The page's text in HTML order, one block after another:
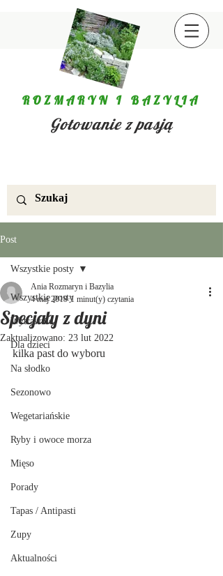
ROZMARYN I BAZYLIA
Gotowanie z pasją
Post
Wszystkie posty
Wytrawnie
Dla dzieci
Na słodko
Sezonowo
Wegetariańskie
Ryby i owoce morza
Mięso
Porady
Tapas / Antipasti
Zupy
Aktualności
Wszystkie posty
Specjały z dyni
Ania Rozmaryn i Bazylia
4 maj 2019 1 minut(y) czytania
Zaktualizowano: 23 lut 2022
kilka past do wyboru